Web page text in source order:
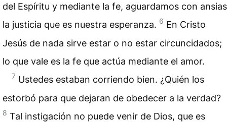
del Espíritu y mediante la fe, aguardamos con ansias
la justicia que es nuestra esperanza. 6 En Cristo
Jesús de nada sirve estar o no estar circuncidados;
lo que vale es la fe que actúa mediante el amor.
7 Ustedes estaban corriendo bien. ¿Quién los
estorbó para que dejaran de obedecer a la verdad?
8 Tal instigación no puede venir de Dios, que es